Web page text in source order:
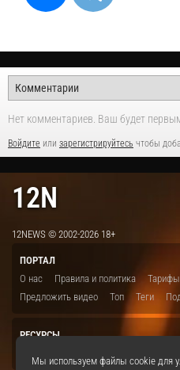
Нет комментариев. Ваш будет
Войдите или зарегистрируйтесь чтобы
12N
12NEWS © 2002-2026 18+
ПОРТАЛ
О нас
Правила и политика Тарифы
Предложить видео
Топ Теги
РЕСУРСЫ
Мы используем файлы cookie для